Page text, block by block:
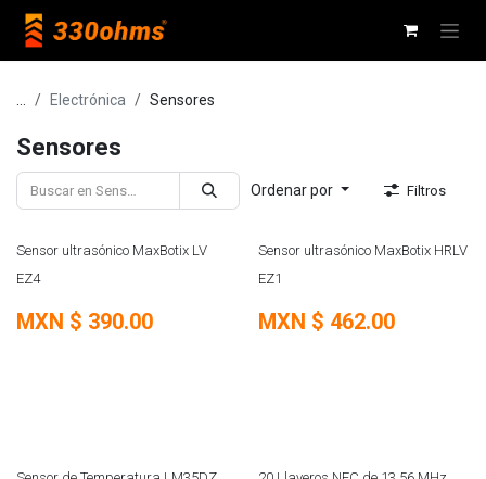
Electrónica Sensores
Sensores
Ordenar por Filtros
REMATE
Sensor ultrasónico MaxBotix LV
EZ4
MXN $ 390.00
REMATE
Sensor ultrasónico MaxBotix HRLV
EZ1
MXN $ 462.00